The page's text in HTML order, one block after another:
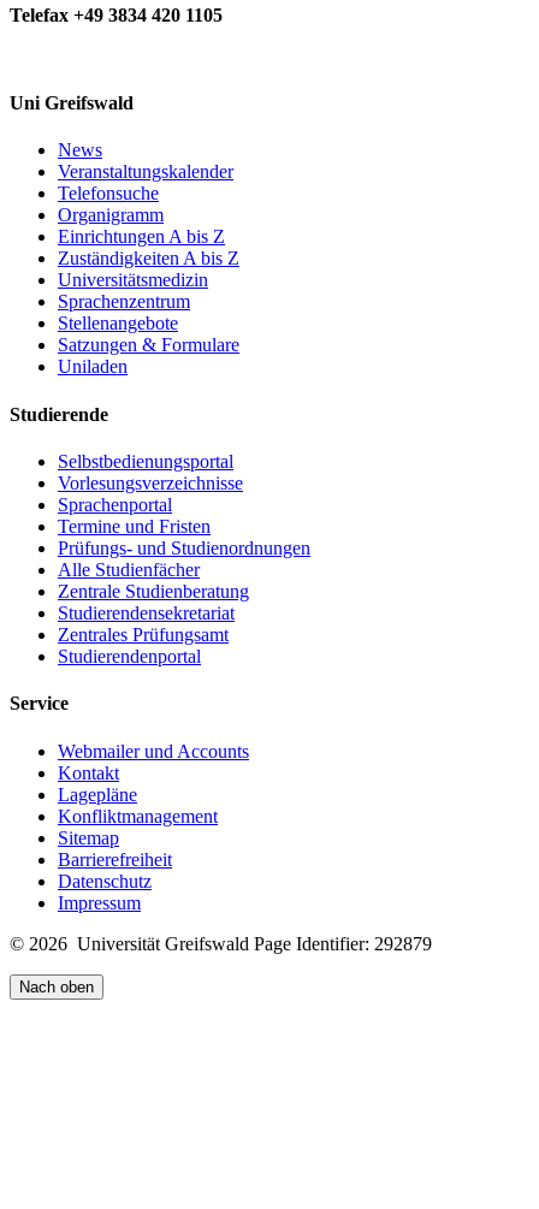
Telefax +49 3834 420 1105
Uni Greifswald
News
Veranstaltungskalender
Telefonsuche
Organigramm
Einrichtungen A bis Z
Zuständigkeiten A bis Z
Universitätsmedizin
Sprachenzentrum
Stellenangebote
Satzungen & Formulare
Uniladen
Studierende
Selbstbedienungsportal
Vorlesungsverzeichnisse
Sprachenportal
Termine und Fristen
Prüfungs- und Studienordnungen
Alle Studienfächer
Zentrale Studienberatung
Studierendensekretariat
Zentrales Prüfungsamt
Studierendenportal
Service
Webmailer und Accounts
Kontakt
Lagepläne
Konfliktmanagement
Sitemap
Barrierefreiheit
Datenschutz
Impressum
© 2026 Universität Greifswald Page Identifier: 292879
Nach oben